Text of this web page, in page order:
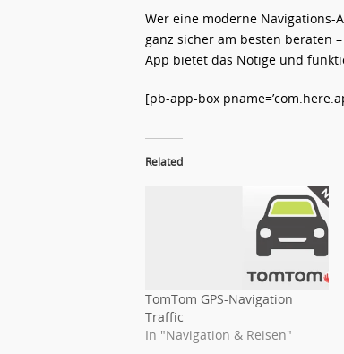
Wer eine moderne Navigations-
ganz sicher am besten beraten
App bietet das Nötige und
[pb-app-box
Related
TomTom GPS-Navigation
Traffic
In "Navigation & Reisen"